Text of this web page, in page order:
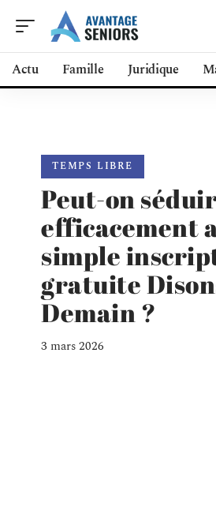
Actu Famille Juridique
TEMPS LIBRE
Peut-on
efficacement
simple
gratuite
Demain ?
3 mars 2026